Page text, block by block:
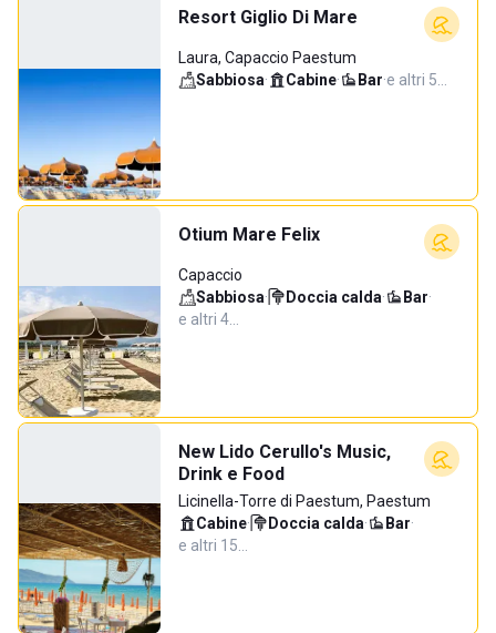
Resort Giglio Di Mare
Laura, Capaccio Paestum
Sabbiosa· Cabine· Bar·e altri 5…
Otium Mare Felix
Capaccio
Sabbiosa· Doccia calda· Bar·
e altri 4…
New Lido Cerullo's Music,
Drink e Food
Licinella-Torre di Paestum, Paestum
Cabine· Doccia calda· Bar·
e altri 15…